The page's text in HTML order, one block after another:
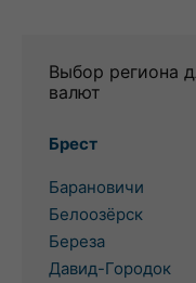
Выбор региона
валют
Брест
Барановичи
Белоозёрск
Береза
Давид-Городок